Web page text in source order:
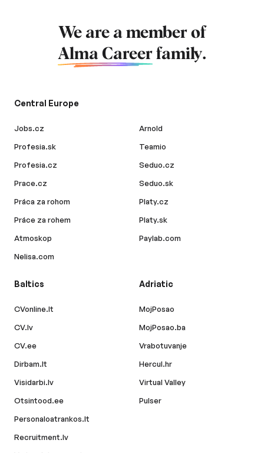
We are a member of
Alma Career family.
Central Europe
Jobs.cz
Profesia.sk
Profesia.cz
Prace.cz
Práca za rohom
Práce za rohem
Atmoskop
Nelisa.com
Arnold
Teamio
Seduo.cz
Seduo.sk
Platy.cz
Platy.sk
Paylab.com
Baltics
CVonline.lt
CV.lv
CV.ee
Dirbam.lt
Visidarbi.lv
Otsintood.ee
Personaloatrankos.lt
Recruitment.lv
Adriatic
MojPosao
MojPosao.ba
Vrabotuvanje
Hercul.hr
Virtual Valley
Pulser